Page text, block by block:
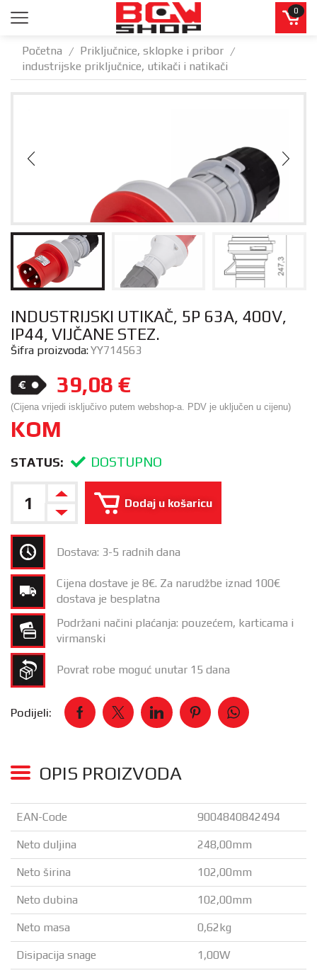
0
Početna / Priključnice, sklopke i pribor /
industrijske priključnice, utikači i natikači
INDUSTRIJSKI UTIKAČ, 5P 63A, 400V,
IP44, VIJČANE STEZ.
Šifra proizvoda:YY714563
39,08 €
(Cijena vrijedi isključivo putem webshop-a. PDV je uključen u cijenu)
KOM
STATUS: DOSTUPNO
Dodaj u košaricu
Dostava: 3-5 radnih dana
Cijena dostave je 8€. Za narudžbe iznad 100€
dostava je besplatna
Podržani načini plaćanja: pouzećem, karticama i
virmanski
Povrat robe moguć unutar 15 dana
Podijeli:
OPIS PROIZVODA
EAN-Code 9004840842494
Neto duljina 248,00mm
Neto širina 102,00mm
Neto dubina 102,00mm
Neto masa 0,62kg
Disipacija snage 1,00W